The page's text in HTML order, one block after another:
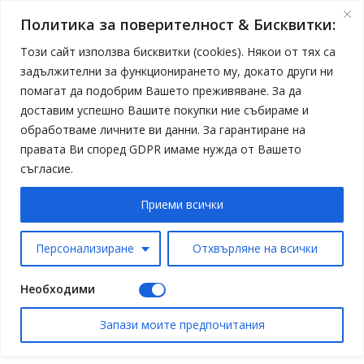
Политика за поверителност & Бисквитки:
Този сайт използва бисквитки (cookies). Някои от тях са
задължителни за функционирането му, докато други ни
помагат да подобрим Вашето преживяване. За да
доставим успешно Вашите покупки ние събираме и
обработваме личните ви данни. За гарантиране на
правата Ви според GDPR имаме нужда от Вашето
съгласие.
Персонализиране Отхвърляне на всички
Приеми всички
Необходими
Запази моите предпочитания